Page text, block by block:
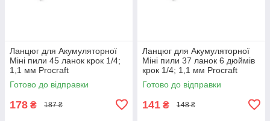
Ланцюг для Акумуляторної
Міні пили 45 ланок крок 1/4;
1,1 мм Procraft
Готово до відправки
178 ₴ 187 ₴
Ланцюг для Акумуляторної
Міні пили 37 ланок 6 дюймів
крок 1/4; 1,1 мм Procraft
Готово до відправки
141 ₴ 148 ₴